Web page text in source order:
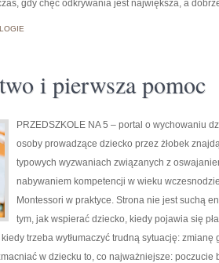
gdy chęć odkrywania jest największa, a
i pierwsza pomoc
PRZEDSZKOLE NA 5 – portal o wychowaniu
osoby prowadzące dziecko przez żłobek
typowych wyzwaniach związanych z
nabywaniem kompetencji w wieku
Montessori w praktyce. Strona nie jest suchą
tym, jak wspierać dziecko, kiedy pojawia się
trzeba wytłumaczyć trudną sytuację:
w dziecku to, co najważniejsze: